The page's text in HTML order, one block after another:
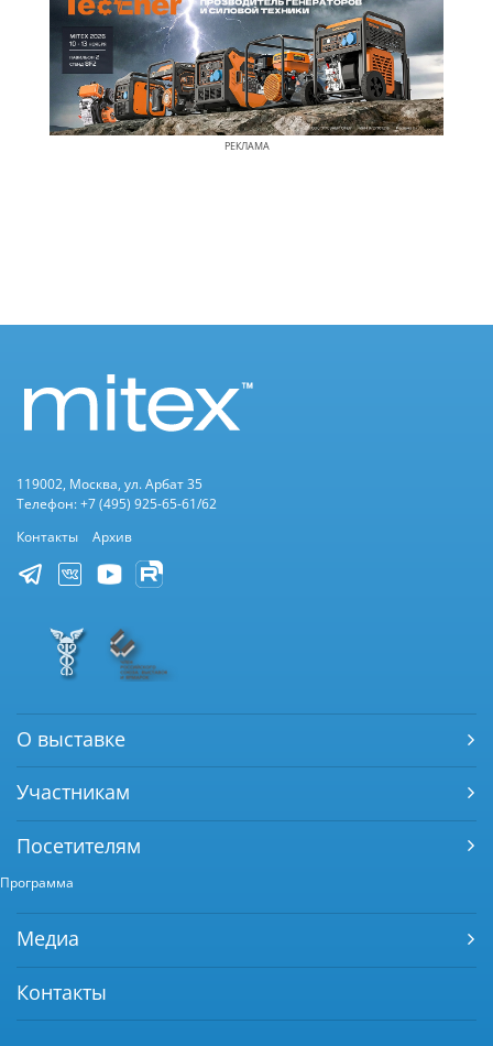
РЕКЛАМА
119002, Москва, ул. Арбат 35
Телефон: +7 (495) 925-65-61/62
Контакты
Архив
О выставке
Участникам
Посетителям
Программа
Медиа
Контакты